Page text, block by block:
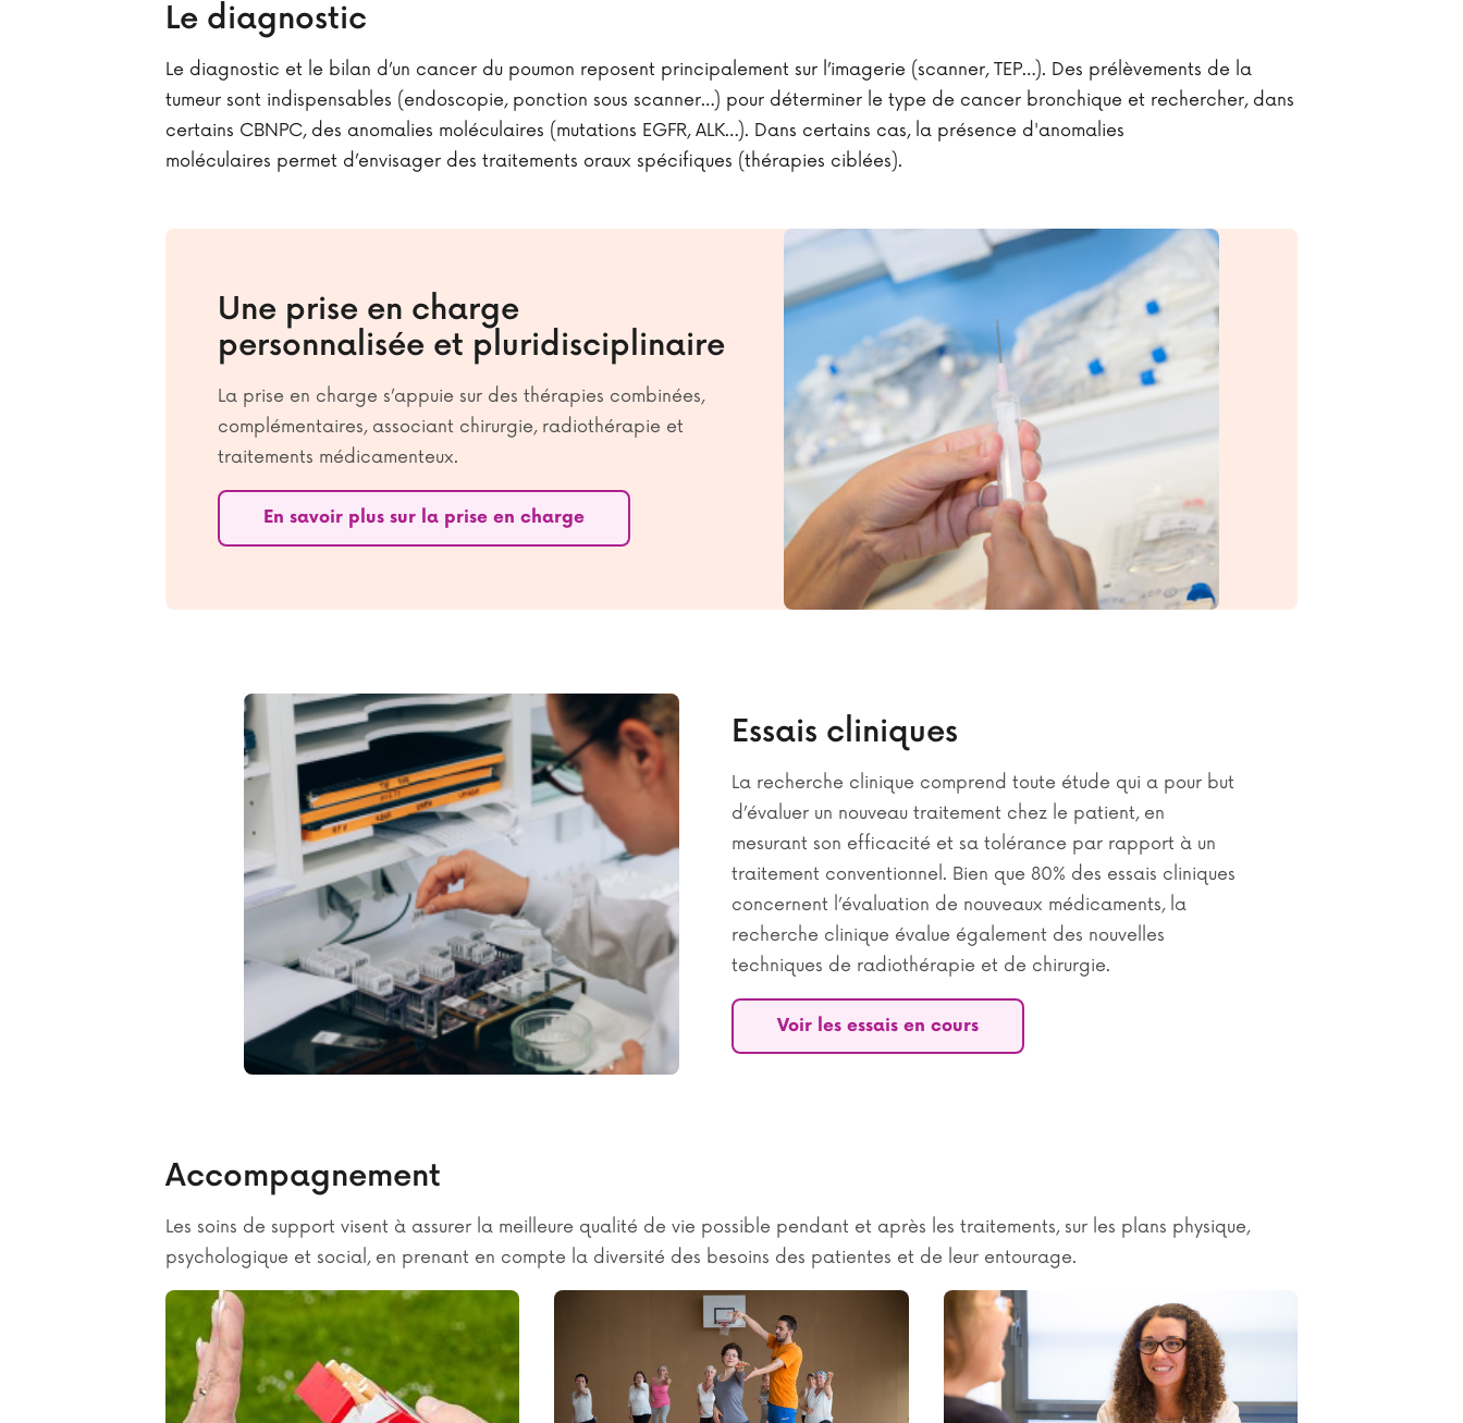
Le diagnostic
Le diagnostic et le bilan d’un cancer du poumon reposent principalement sur l’imagerie (scanner, TEP…). Des prélèvements de la
tumeur sont indispensables (endoscopie, ponction sous scanner…) pour déterminer le type de cancer bronchique et rechercher, dans
certains CBNPC, des anomalies moléculaires (mutations EGFR, ALK…). Dans certains cas, la présence d'anomalies
moléculaires permet d’envisager des traitements oraux spécifiques (thérapies ciblées).
Une prise en charge
personnalisée et pluridisciplinaire
La prise en charge s’appuie sur des thérapies combinées,
complémentaires, associant chirurgie, radiothérapie et
traitements médicamenteux.
En savoir plus sur la prise en charge
Essais cliniques
La recherche clinique comprend toute étude qui a pour but
d’évaluer un nouveau traitement chez le patient, en
mesurant son efficacité et sa tolérance par rapport à un
traitement conventionnel. Bien que 80% des essais cliniques
concernent l’évaluation de nouveaux médicaments, la
recherche clinique évalue également des nouvelles
techniques de radiothérapie et de chirurgie.
Voir les essais en cours
Accompagnement
Les soins de support visent à assurer la meilleure qualité de vie possible pendant et après les traitements, sur les plans physique,
psychologique et social, en prenant en compte la diversité des besoins des patientes et de leur entourage.